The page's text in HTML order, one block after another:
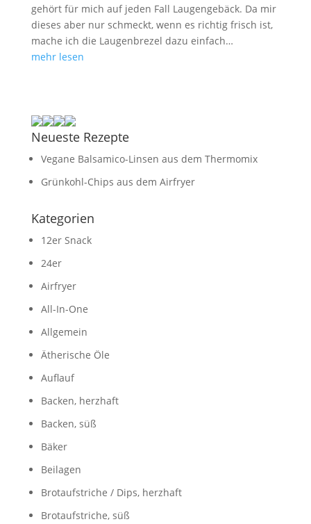
gehört für mich auf jeden Fall Laugengebäck. Da mir
dieses aber nur schmeckt, wenn es richtig frisch ist,
mache ich die Laugenbrezel dazu einfach…
mehr lesen
Neueste Rezepte
Vegane Balsamico-Linsen aus dem Thermomix
Grünkohl-Chips aus dem Airfryer
Kategorien
12er Snack
24er
Airfryer
All-In-One
Allgemein
Ätherische Öle
Auflauf
Backen, herzhaft
Backen, süß
Bäker
Beilagen
Brotaufstriche / Dips, herzhaft
Brotaufstriche, süß